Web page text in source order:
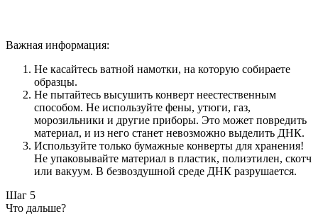
Важная информация:
Не касайтесь ватной намотки, на которую собираете
образцы.
Не пытайтесь высушить конверт неестественным
способом. Не используйте фены, утюги, газ,
морозильники и другие приборы. Это может повредить
материал, и из него станет невозможно выделить ДНК.
Используйте только бумажные конверты для хранения!
Не упаковывайте материал в пластик, полиэтилен, скотч
или вакуум. В безвоздушной среде ДНК разрушается.
Шаг 5
Что дальше?